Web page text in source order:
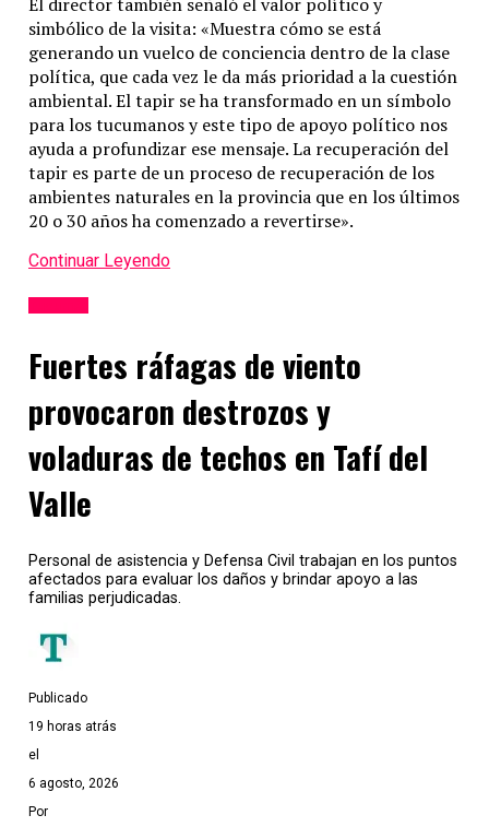
simbólico de la visita: «Muestra cómo se está
generando un vuelco de conciencia dentro de la clase
política, que cada vez le da más prioridad a la cuestión
ambiental. El tapir se ha transformado en un símbolo
para los tucumanos y este tipo de apoyo político nos
ayuda a profundizar ese mensaje. La recuperación del
tapir es parte de un proceso de recuperación de los
ambientes naturales en la provincia que en los últimos
20 o 30 años ha comenzado a revertirse».
Continuar Leyendo
Fuertes ráfagas de viento
provocaron destrozos y
voladuras de techos en Tafí del
Valle
Personal de asistencia y Defensa Civil trabajan en los puntos
afectados para evaluar los daños y brindar apoyo a las
familias perjudicadas.
Publicado
19 horas atrás
el
6 agosto, 2026
Por